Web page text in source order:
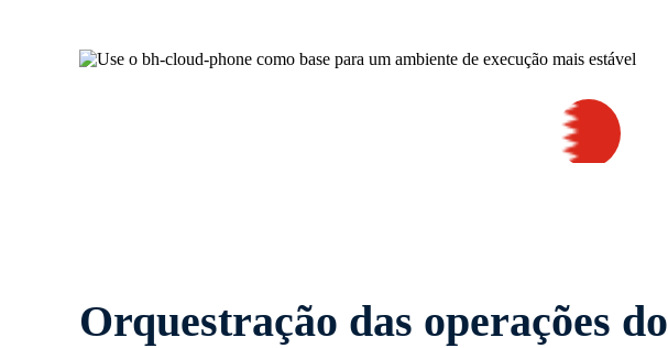
Orquestração das operações do